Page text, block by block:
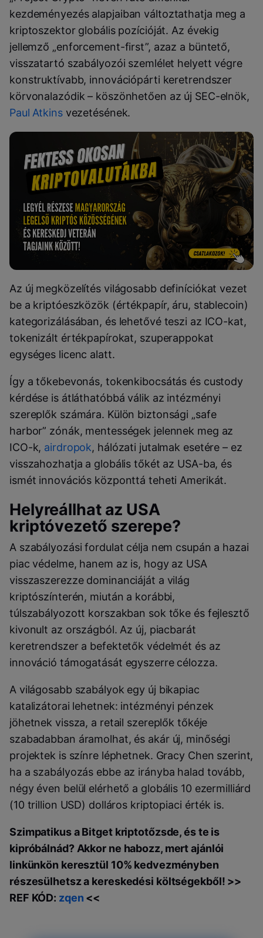
kezdeményezés alapjaiban változtathatja meg a
kriptoszektor globális pozícióját. Az évekig
jellemző „enforcement-first”, azaz a büntető,
visszatartó szabályozói szemlélet helyett végre
konstruktívabb, innovációpárti keretrendszer
körvonalazódik – köszönhetően az új SEC-elnök,
Paul Atkinsvezetésének.
Az új megközelítés világosabb definíciókat vezet
be a kriptóeszközök (értékpapír, áru, stablecoin)
kategorizálásában, és lehetővé teszi az ICO-kat,
tokenizált értékpapírokat, szuperappokat
egységes licenc alatt.
Így a tőkebevonás, tokenkibocsátás és custody
kérdése is átláthatóbbá válik az intézményi
szereplők számára. Külön biztonsági „safe
harbor” zónák, mentességek jelennek meg az
ICO-k, airdropok, hálózati jutalmak esetére – ez
visszahozhatja a globális tőkét az USA-ba, és
ismét innovációs központtá teheti Amerikát.
Helyreállhat az USA
kriptóvezető szerepe?
A szabályozási fordulat célja nem csupán a hazai
piac védelme, hanem az is, hogy az USA
visszaszerezze dominanciáját a világ
kriptószínterén, miután a korábbi,
túlszabályozott korszakban sok tőke és fejlesztő
kivonult az országból. Az új, piacbarát
keretrendszer a befektetők védelmét és az
innováció támogatását egyszerre célozza.
A világosabb szabályok egy új bikapiac
katalizátorai lehetnek: intézményi pénzek
jöhetnek vissza, a retail szereplők tőkéje
szabadabban áramolhat, és akár új, minőségi
projektek is színre léphetnek. Gracy Chen szerint,
ha a szabályozás ebbe az irányba halad tovább,
négy éven belül elérhető a globális 10 ezermilliárd
(10 trillion USD) dolláros kriptopiaci érték is.
Szimpatikus a Bitget kriptotőzsde, és te is
kipróbálnád? Akkor ne habozz, mert ajánlói
linkünkön keresztül 10% kedvezményben
részesülhetsz a kereskedési költségekből! >>
REF KÓD: zqen <<